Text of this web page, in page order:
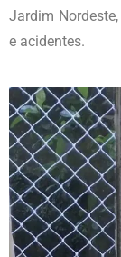
Jardim Nordeste
e acidentes.